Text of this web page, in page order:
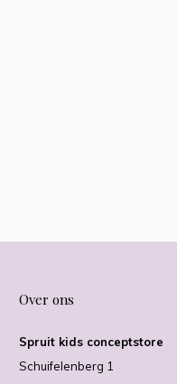
Over ons
Spruit kids conceptstore
Schuifelenberg 1